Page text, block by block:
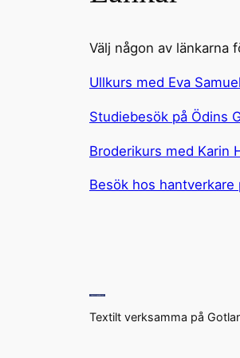
Välj någon av länkarna
Ullkurs med Eva
Studiebesök på Ödins
Broderikurs med Karin
Besök hos hantverkare
Textilt verksamma på